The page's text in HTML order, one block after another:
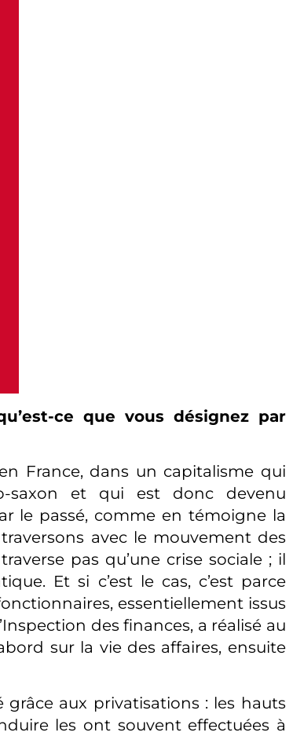
ce que vous désignez par
France, dans un capitalisme qui
saxon et qui est donc devenu
le passé, comme en témoigne la
avec le mouvement des
pas qu’une crise sociale ; il
Et si c’est le cas, c’est parce
essentiellement issus
des finances, a réalisé au
sur la vie des affaires, ensuite
aux privatisations : les hauts
les ont souvent effectuées à